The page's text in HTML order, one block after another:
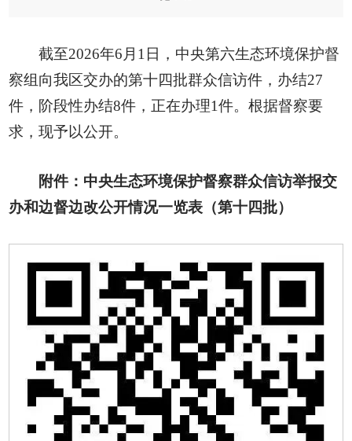
截至2026年6月1日，中央第六生态环境保护督
察组向我区交办的第十四批群众信访件，办结27
件，阶段性办结8件，正在办理1件。根据督察要
求，现予以公开。
附件：中央生态环境保护督察群众信访举报交
办和边督边改公开情况一览表（第十四批）